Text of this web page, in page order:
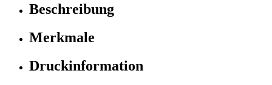
Beschreibung
Merkmale
Druckinformation